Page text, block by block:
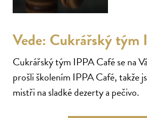
Vede: Cukrářský tým
Cukrářský tým IPPA Café se na
prošli školením IPPA Café, takže
mistři na sladké dezerty a pečivo.